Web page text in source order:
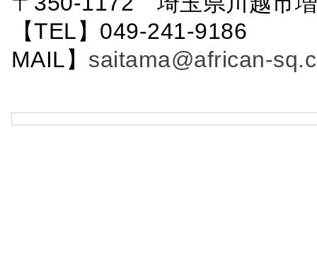
【TEL】049-241-
MAIL】 saitama@african-